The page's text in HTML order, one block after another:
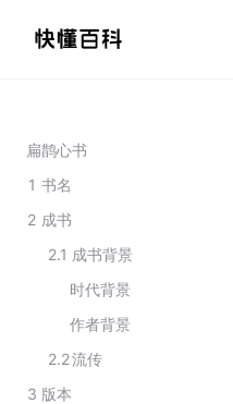
扁鹊心书
1 书名
2 成书
2.1 成书背景
时代背景
作者背景
2.2流传
3 版本